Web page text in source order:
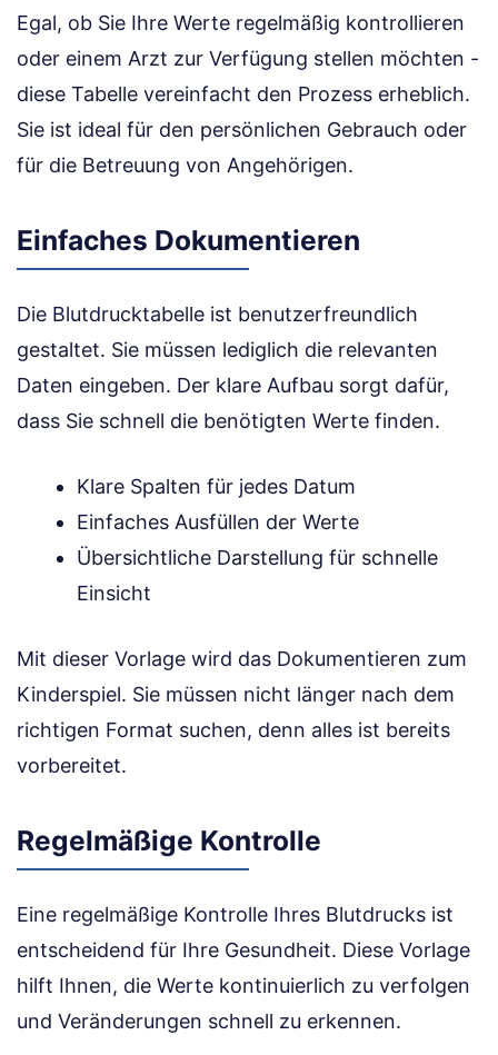
Egal, ob Sie Ihre Werte regelmäßig kontrollieren
oder einem Arzt zur Verfügung stellen möchten -
diese Tabelle vereinfacht den Prozess erheblich.
Sie ist ideal für den persönlichen Gebrauch oder
für die Betreuung von Angehörigen.
Einfaches Dokumentieren
Die Blutdrucktabelle ist benutzerfreundlich
gestaltet. Sie müssen lediglich die relevanten
Daten eingeben. Der klare Aufbau sorgt dafür,
dass Sie schnell die benötigten Werte finden.
Klare Spalten für jedes Datum
Einfaches Ausfüllen der Werte
Übersichtliche Darstellung für schnelle
Einsicht
Mit dieser Vorlage wird das Dokumentieren zum
Kinderspiel. Sie müssen nicht länger nach dem
richtigen Format suchen, denn alles ist bereits
vorbereitet.
Regelmäßige Kontrolle
Eine regelmäßige Kontrolle Ihres Blutdrucks ist
entscheidend für Ihre Gesundheit. Diese Vorlage
hilft Ihnen, die Werte kontinuierlich zu verfolgen
und Veränderungen schnell zu erkennen.